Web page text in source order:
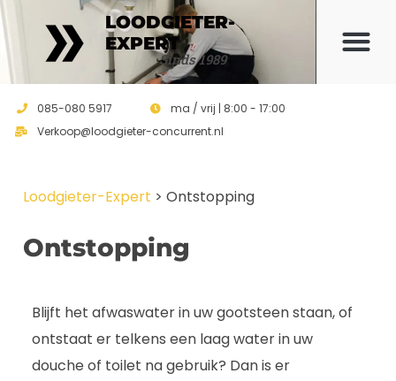
LOODGIETER-
EXPERT
Sinds 1989
085-080 5917
ma / vrij | 8:00 - 17:00
Verkoop@loodgieter-concurrent.nl
Loodgieter-Expert > Ontstopping
Ontstopping
Blijft het afwaswater in uw gootsteen staan, of
ontstaat er telkens een laag water in uw
douche of toilet na gebruik? Dan is er